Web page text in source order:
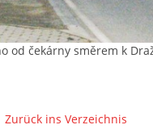
od čekárny směrem k
Zurück ins Verzeichnis